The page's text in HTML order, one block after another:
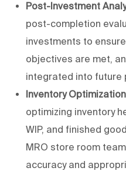
Post-Investment
post-completion
investments to
objectives are met,
integrated into future
Inventory
optimizing inventory
WIP, and finished
MRO store room
accuracy and